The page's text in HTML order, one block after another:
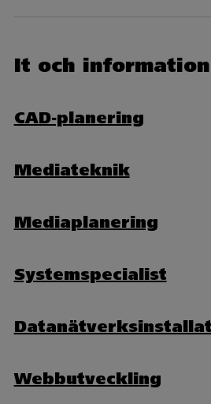
It och
CAD-planering
Mediateknik
Mediaplanering
Systemspecialist
Webbutveckling